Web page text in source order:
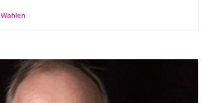
Wahlen